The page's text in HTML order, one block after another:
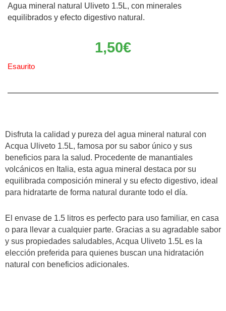
Agua mineral natural Uliveto 1.5L, con minerales
equilibrados y efecto digestivo natural.
1,50€
Esaurito
Disfruta la calidad y pureza del agua mineral natural con
Acqua Uliveto 1.5L, famosa por su sabor único y sus
beneficios para la salud. Procedente de manantiales
volcánicos en Italia, esta agua mineral destaca por su
equilibrada composición mineral y su efecto digestivo, ideal
para hidratarte de forma natural durante todo el día.
El envase de 1.5 litros es perfecto para uso familiar, en casa
o para llevar a cualquier parte. Gracias a su agradable sabor
y sus propiedades saludables, Acqua Uliveto 1.5L es la
elección preferida para quienes buscan una hidratación
natural con beneficios adicionales.